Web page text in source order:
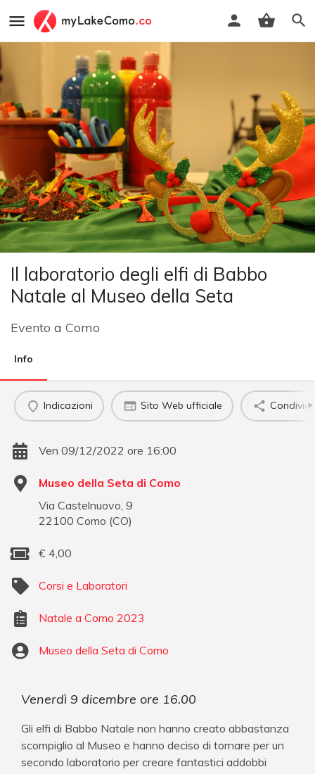
Il laboratorio degli elfi di Babbo
Natale al Museo della Seta
Evento a Como
Info
Indicazioni Sito Web ufficiale Condividi
Ven 09/12/2022 ore 16:00
Museo della Seta di Como
Via Castelnuovo, 9
22100 Como (CO)
€ 4,00
Corsi e Laboratori
Natale a Como 2023
Museo della Seta di Como
Venerdì 9 dicembre ore 16.00
Gli elfi di Babbo Natale non hanno creato abbastanza
scompiglio al Museo e hanno deciso di tornare per un
secondo laboratorio per creare fantastici addobbi